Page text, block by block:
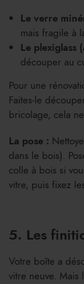
Le verre
mais fragile à
Le plexiglass
découper au
Pour une
Faites-le
bricolage, cela
La pose :
dans le bois).
colle à bois si
vitre, puis fixez
5. Les
Votre boîte a
vitre neuve. Mais